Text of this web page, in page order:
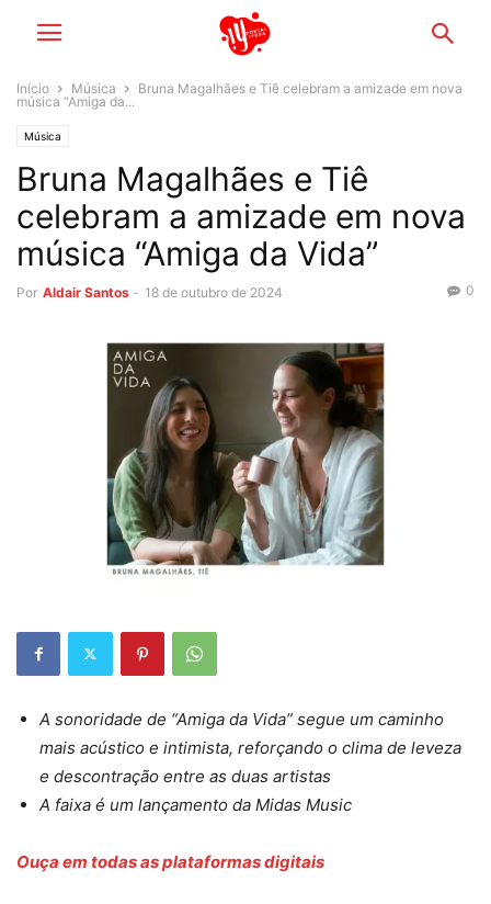
Início Música
Bruna Magalhães e Tiê celebram a amizade em nova
música “Amiga da...
Música
Bruna Magalhães e Tiê
celebram a amizade em nova
música “Amiga da Vida”
Por Aldair Santos - 18 de outubro de 2024 0
A sonoridade de “Amiga da Vida” segue um caminho
mais acústico e intimista, reforçando o clima de leveza
e descontração entre as duas artistas
A faixa é um lançamento da Midas Music
Ouça em todas as plataformas digitais